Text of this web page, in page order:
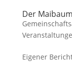
Der
Eigener